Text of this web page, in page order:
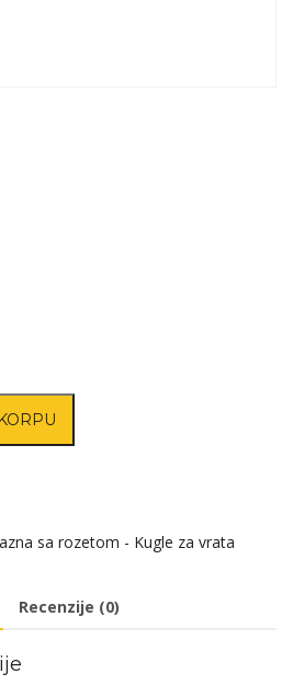
sa rozetom - Kugle za vrata
Recenzije (0)